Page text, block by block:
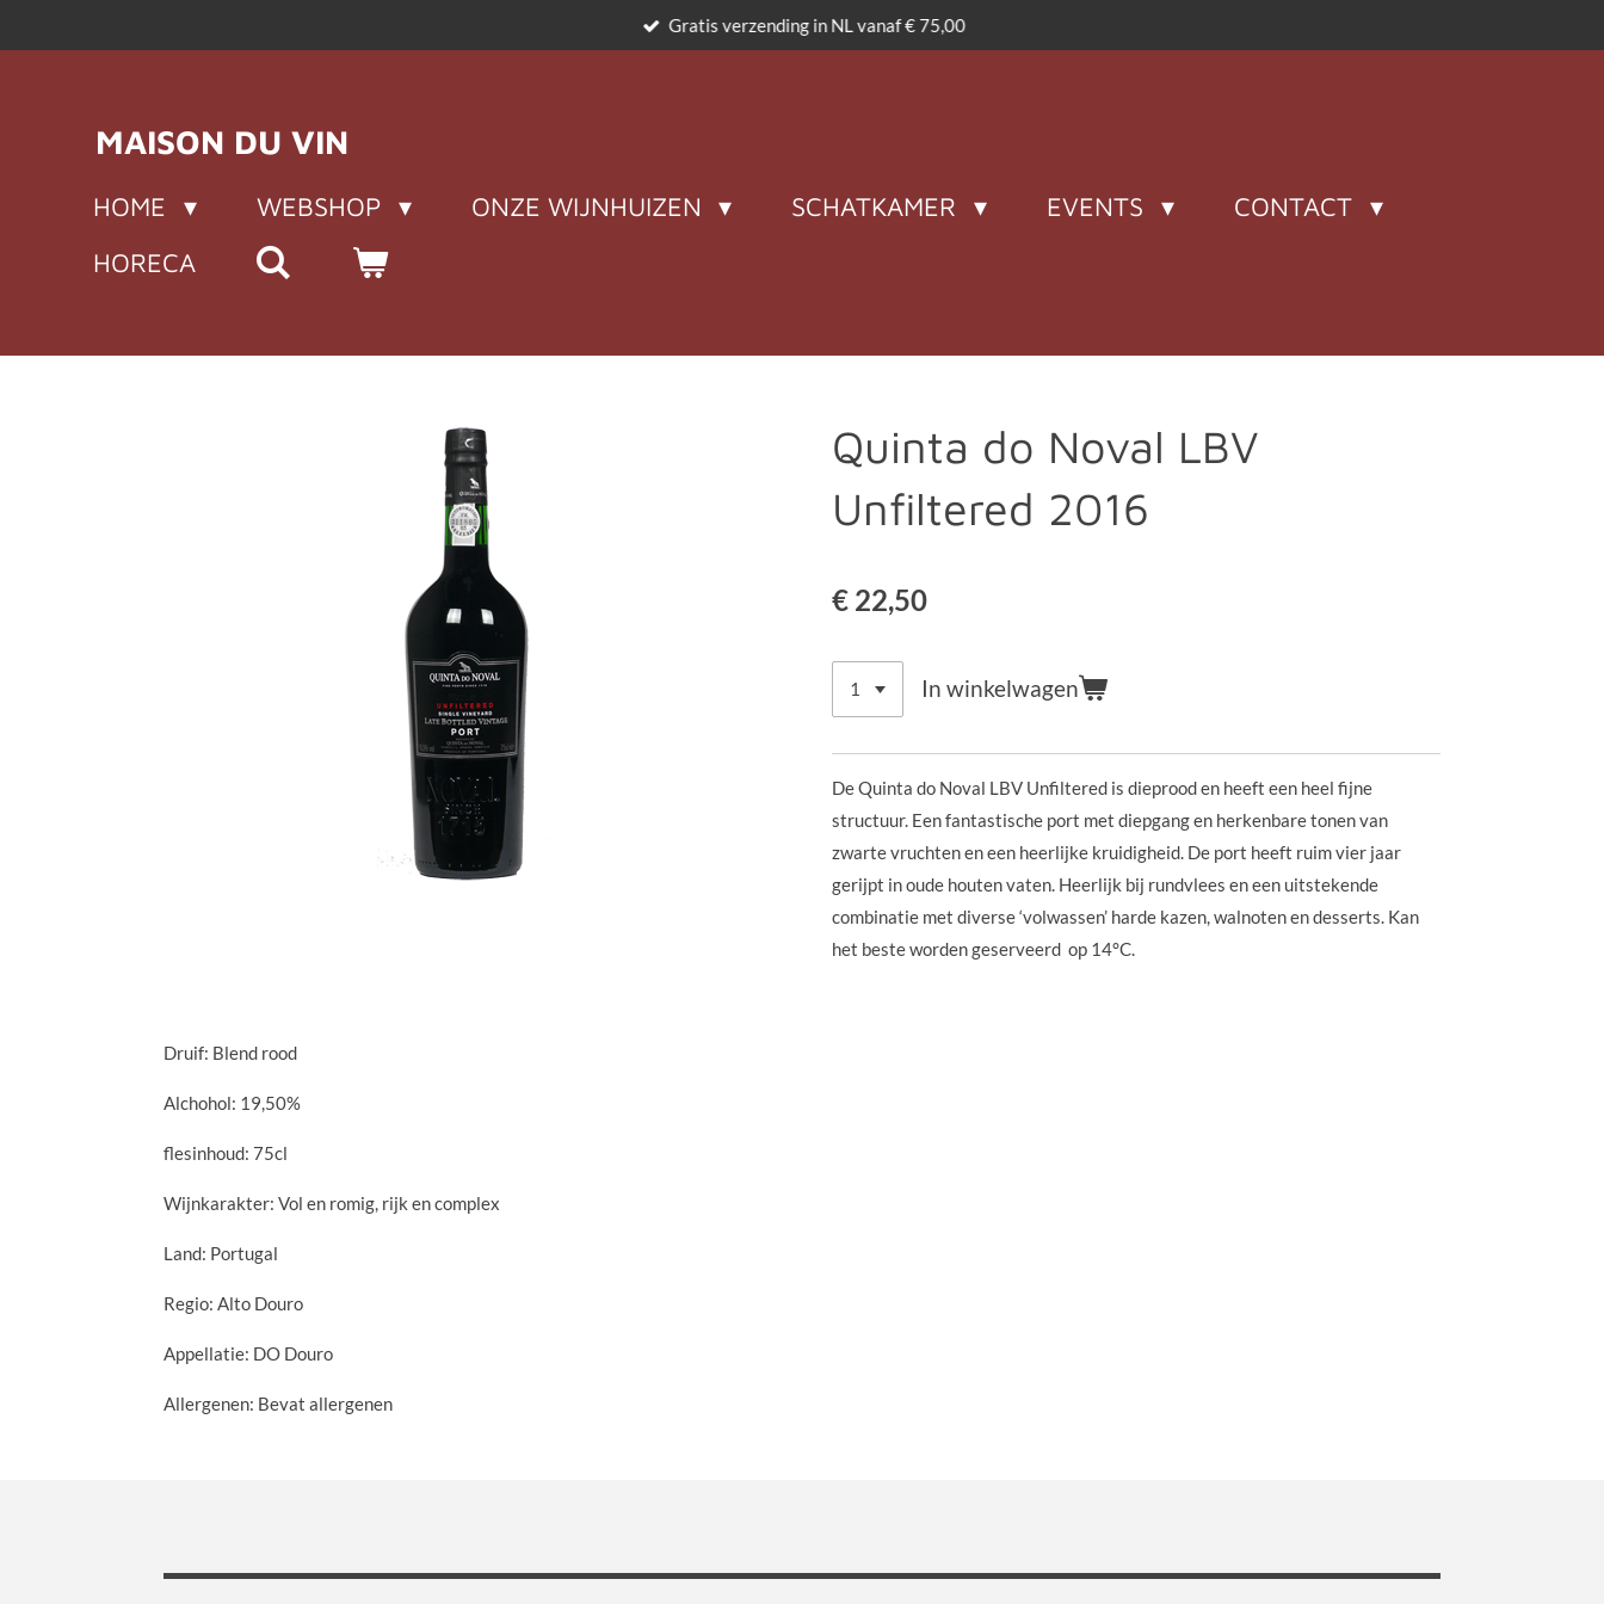
hoofdinhoud
Gratis verzending in NL vanaf € 75,00
MAISON DU VIN
HOME WEBSHOP ONZE WIJNHUIZEN SCHATKAMER EVENTS
CONTACT
HORECA
Quinta do Noval LBV
Unfiltered 2016
€ 22,50
In winkelwagen
De Quinta do Noval LBV Unfiltered is dieprood en heeft een heel fijne
structuur. Een fantastische port met diepgang en herkenbare tonen van
zwarte vruchten en een heerlijke kruidigheid. De port heeft ruim vier jaar
gerijpt in oude houten vaten. Heerlijk bij rundvlees en een uitstekende
combinatie met diverse ‘volwassen’ harde kazen, walnoten en desserts. Kan
het beste worden geserveerd op 14°C.
Druif: Blend rood
Alchohol: 19,50%
flesinhoud: 75cl
Wijnkarakter: Vol en romig, rijk en complex
Land: Portugal
Regio: Alto Douro
Appellatie: DO Douro
Allergenen: Bevat allergenen